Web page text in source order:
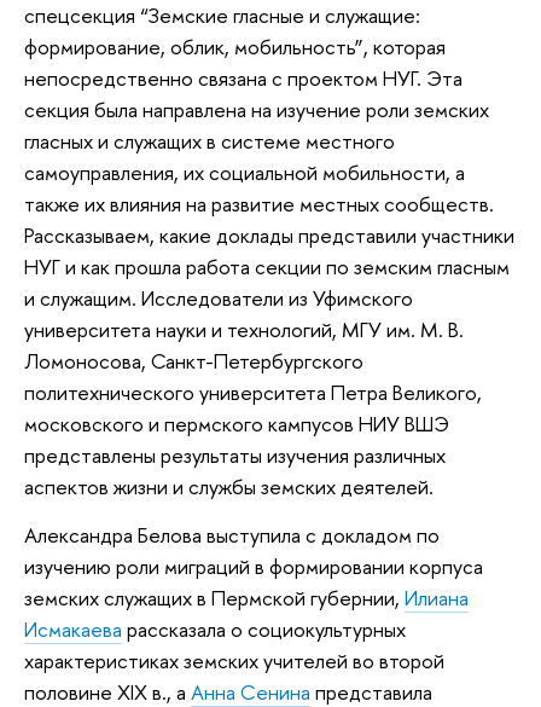
спецсекция “Земские гласные и служащие:
формирование, облик, мобильность”, которая
непосредственно связана с проектом НУГ. Эта
секция была направлена на изучение роли земских
гласных и служащих в системе местного
самоуправления, их социальной мобильности, а
также их влияния на развитие местных сообществ.
Рассказываем, какие доклады представили участники
НУГ и как прошла работа секции по земским гласным
и служащим. Исследователи из Уфимского
университета науки и технологий, МГУ им. М. В.
Ломоносова, Санкт-Петербургского
политехнического университета Петра Великого,
московского и пермского кампусов НИУ ВШЭ
представлены результаты изучения различных
аспектов жизни и службы земских деятелей.
Александра Белова выступила с докладом по
изучению роли миграций в формировании корпуса
земских служащих в Пермской губернии, Илиана
Исмакаева рассказала о социокультурных
характеристиках земских учителей во второй
половине XIX в., а Анна Сенина представила